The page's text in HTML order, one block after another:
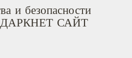
и безопасности
ДАРКНЕТ САЙТ